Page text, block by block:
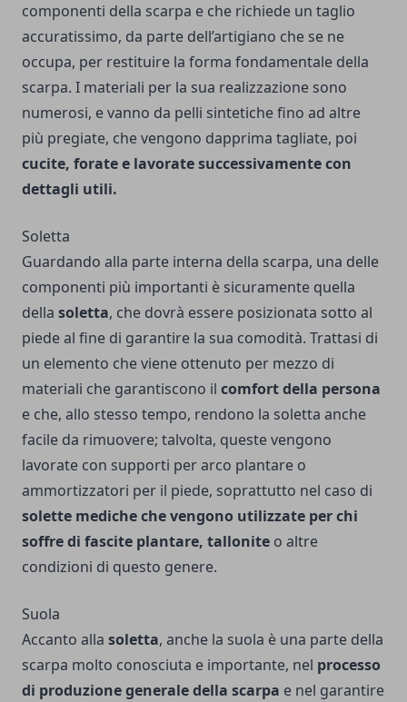
componenti della scarpa e che richiede un taglio
accuratissimo, da parte dell’artigiano che se ne
occupa, per restituire la forma fondamentale della
scarpa. I materiali per la sua realizzazione sono
numerosi, e vanno da pelli sintetiche fino ad altre
più pregiate, che vengono dapprima tagliate, poi
cucite, forate e lavorate successivamente con
dettagli utili.
Soletta
Guardando alla parte interna della scarpa, una delle
componenti più importanti è sicuramente quella
della soletta, che dovrà essere posizionata sotto al
piede al fine di garantire la sua comodità. Trattasi di
un elemento che viene ottenuto per mezzo di
materiali che garantiscono il comfort della persona
e che, allo stesso tempo, rendono la soletta anche
facile da rimuovere; talvolta, queste vengono
lavorate con supporti per arco plantare o
ammortizzatori per il piede, soprattutto nel caso di
solette mediche che vengono utilizzate per chi
soffre di fascite plantare, tallonite o altre
condizioni di questo genere.
Suola
Accanto alla soletta, anche la suola è una parte della
scarpa molto conosciuta e importante, nel processo
di produzione generale della scarpa e nel garantire